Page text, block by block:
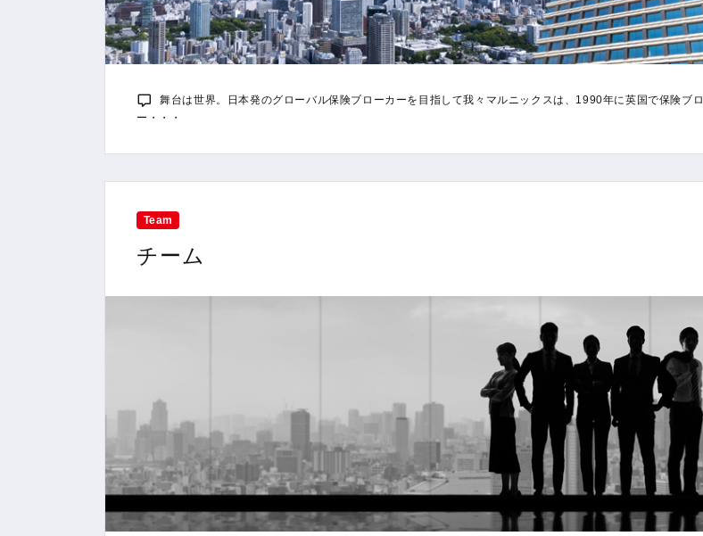
舞台は世界。日本発のグローバル保険ブローカーを目指して我々マルニックスは、1990年に英国で保険ブロ
ー・・・
Team
チーム